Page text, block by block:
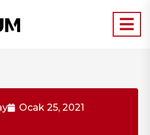
Ocak 25, 2021